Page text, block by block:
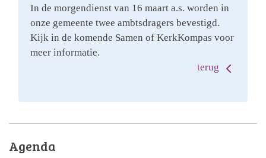
In de morgendienst van 16 maart a.s. worden in
onze gemeente twee ambtsdragers bevestigd.
Kijk in de komende Samen of KerkKompas voor
meer informatie.
terug
Agenda